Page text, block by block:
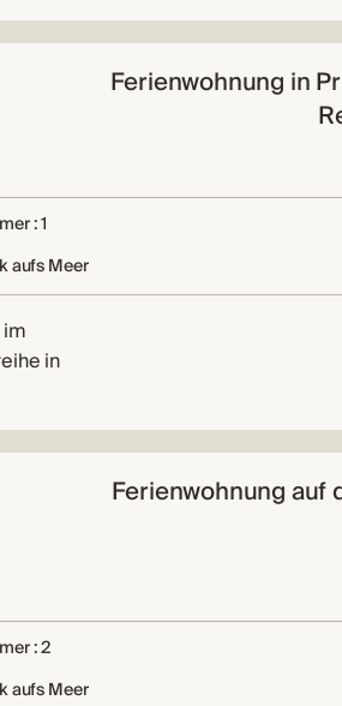
Ferienwohnung in
: 1
aufs Meer
in
Ferienwohnung auf
: 2
aufs Meer